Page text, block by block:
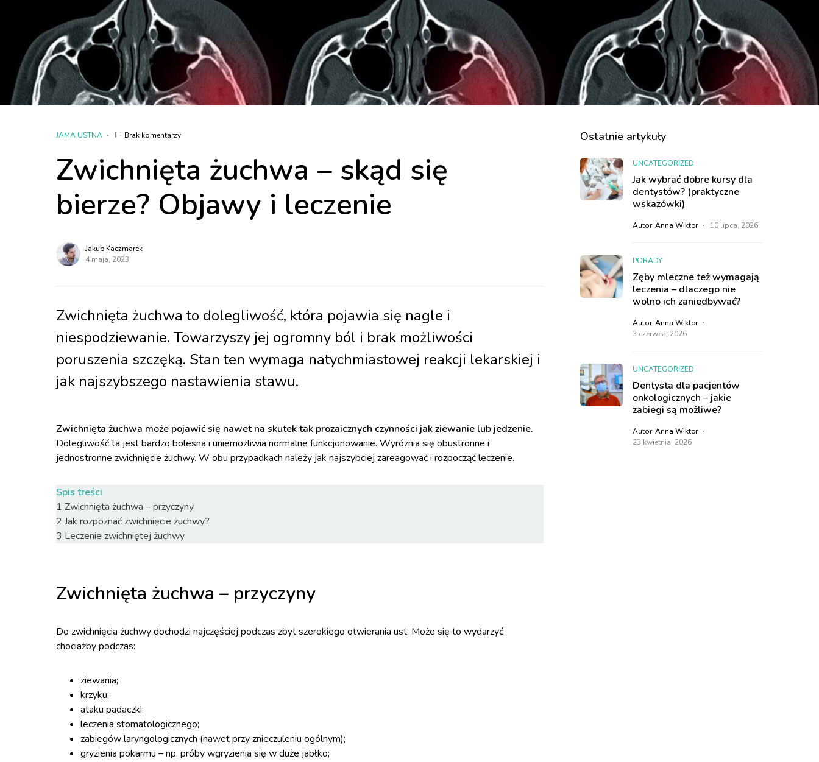
JAMA USTNA Brak komentarzy
Zwichnięta żuchwa – skąd się
bierze? Objawy i leczenie
Jakub Kaczmarek
4 maja, 2023
Zwichnięta żuchwa to dolegliwość, która pojawia się nagle i
niespodziewanie. Towarzyszy jej ogromny ból i brak możliwości
poruszenia szczęką. Stan ten wymaga natychmiastowej reakcji lekarskiej i
jak najszybszego nastawienia stawu.
Zwichnięta żuchwa może pojawić się nawet na skutek tak prozaicznych czynności jak ziewanie lub jedzenie.
Dolegliwość ta jest bardzo bolesna i uniemożliwia normalne funkcjonowanie. Wyróżnia się obustronne i
jednostronne zwichnięcie żuchwy. W obu przypadkach należy jak najszybciej zareagować i rozpocząć leczenie.
Spis treści
1 Zwichnięta żuchwa – przyczyny
2 Jak rozpoznać zwichnięcie żuchwy?
3 Leczenie zwichniętej żuchwy
Zwichnięta żuchwa – przyczyny
Do zwichnięcia żuchwy dochodzi najczęściej podczas zbyt szerokiego otwierania ust. Może się to wydarzyć
chociażby podczas:
ziewania;
krzyku;
ataku padaczki;
leczenia stomatologicznego;
zabiegów laryngologicznych (nawet przy znieczuleniu ogólnym);
gryzienia pokarmu – np. próby wgryzienia się w duże jabłko;
Ostatnie artykuły
UNCATEGORIZED
Jak wybrać dobre kursy dla
dentystów? (praktyczne
wskazówki)
Autor Anna Wiktor 10 lipca, 2026
PORADY
Zęby mleczne też wymagają
leczenia – dlaczego nie
wolno ich zaniedbywać?
Autor Anna Wiktor
3 czerwca, 2026
UNCATEGORIZED
Dentysta dla pacjentów
onkologicznych – jakie
zabiegi są możliwe?
Autor Anna Wiktor
23 kwietnia, 2026